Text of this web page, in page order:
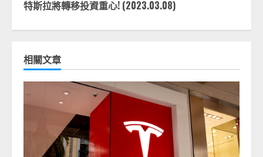
特斯拉將轉移投資重心! (2023.03.08)
相關文章